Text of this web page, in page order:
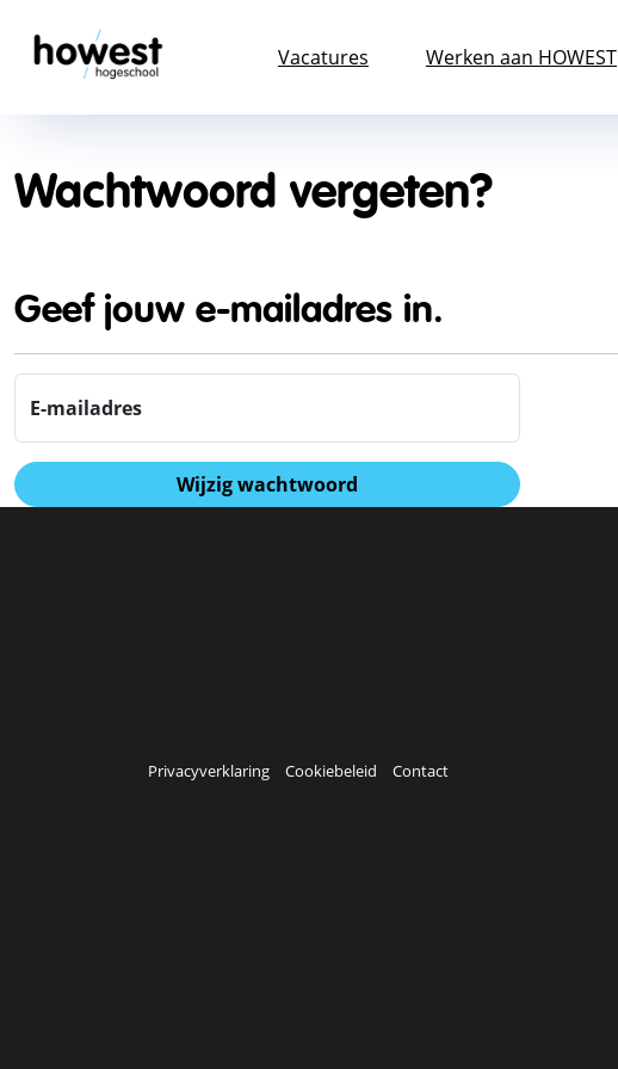
Vacatures Werken aan HOWEST
Wachtwoord vergeten?
Geef jouw e-mailadres in.
E-mailadres
Wijzig wachtwoord
Privacyverklaring Cookiebeleid Contact